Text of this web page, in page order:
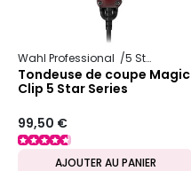
Wahl Professional 5 Star Series
Tondeuse de coupe Magic
Clip 5 Star Series
99,50 €
AJOUTER AU PANIER